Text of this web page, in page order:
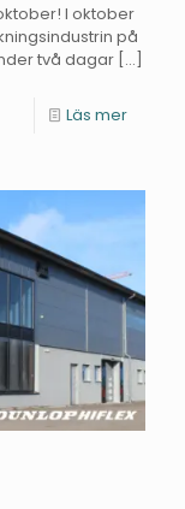
I oktober
på
två dagar […]
Läs mer